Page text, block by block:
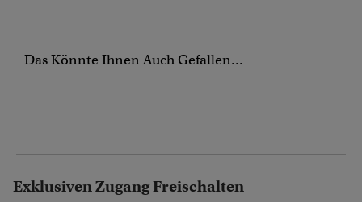
Das Könnte Ihnen Auch Gefallen...
Exklusiven Zugang Freischalten